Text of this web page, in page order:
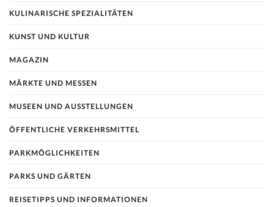
KULINARISCHE SPEZIALITÄTEN
KUNST UND KULTUR
MAGAZIN
MÄRKTE UND MESSEN
MUSEEN UND AUSSTELLUNGEN
ÖFFENTLICHE VERKEHRSMITTEL
PARKMÖGLICHKEITEN
PARKS UND GÄRTEN
REISETIPPS UND INFORMATIONEN